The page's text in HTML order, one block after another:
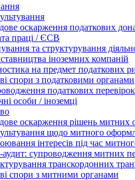
оскарження податкових
праці / ЄСВ
та структурування
іноземних компаній
на предмет податкових
спори з податковими органами
податкових перевірок
особи / іноземці
оскарження рішень митних
щодо митного
інтересів під час
супроводження митних
транскордонних
спори з митними органами